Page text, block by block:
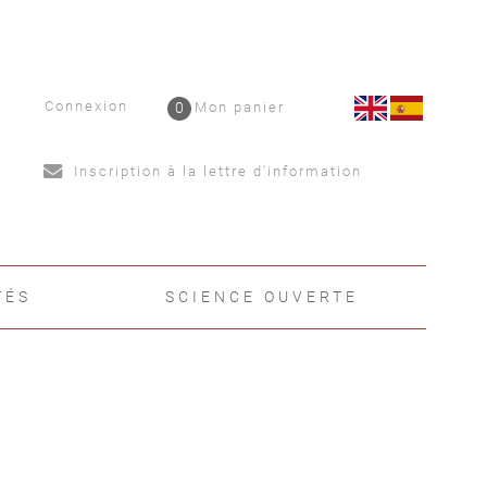
Connexion Mon panier
0
Inscription à la lettre d'information
SCIENCE OUVERTE